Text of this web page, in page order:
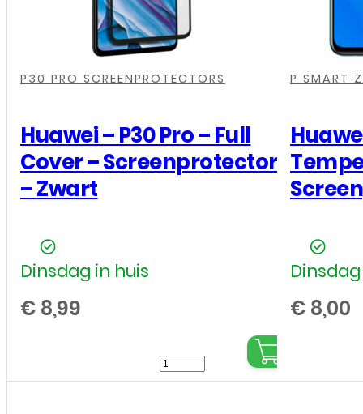
-
Zwart
aantal
P30 PRO SCREENPROTECTORS
Huawei – P30 Pro – Full
Cover – Screenprotector
– Zwart
Dinsdag in huis
€ 8,99
Huawei
-
P SMART
€ 8,00